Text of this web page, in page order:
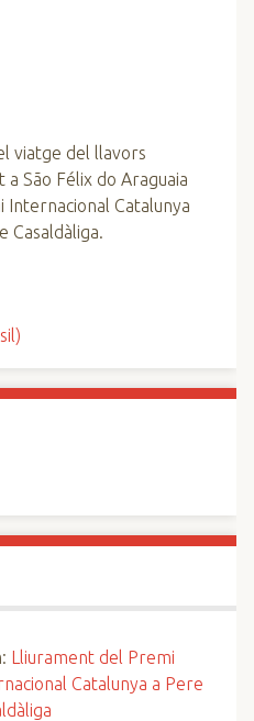
viatge del llavors
São Félix do Araguaia
Catalunya
Casaldàliga.
Lliurament del Premi
Catalunya a Pere